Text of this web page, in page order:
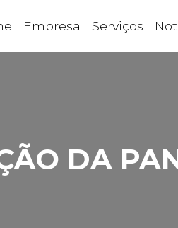
Empresa Serviços
DA